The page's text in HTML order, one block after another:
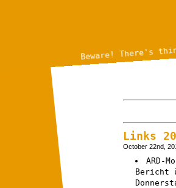
Beware! There's
Links
October 22nd,
ARD-
Bericht